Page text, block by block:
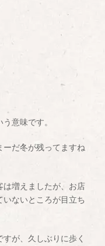
意味です。
だ冬が残ってますね
は増えましたが、お店
ないところが目立ち
が、久しぶりに歩く